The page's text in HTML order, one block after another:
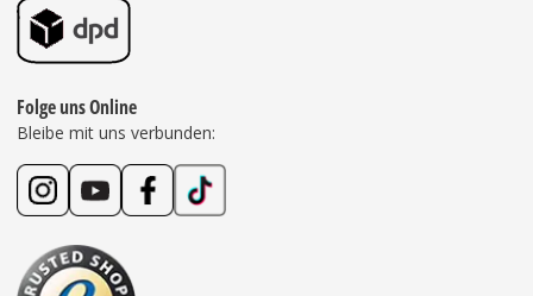
Folge uns Online
Bleibe mit uns verbunden: